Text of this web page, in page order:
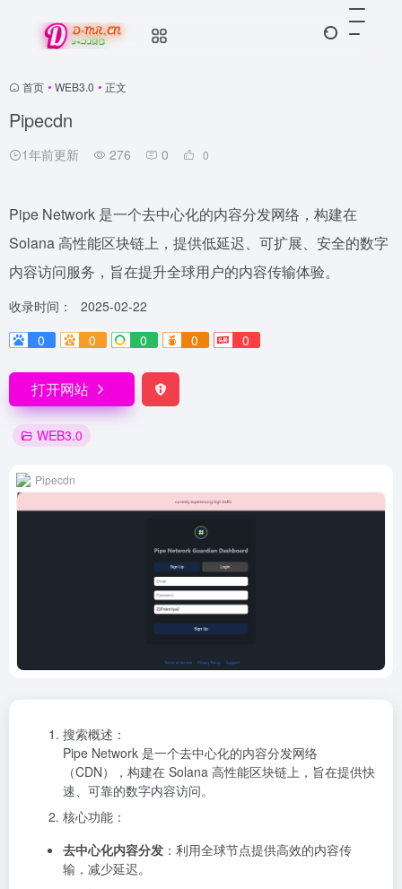
首页 • WEB3.0 • 正文
Pipecdn
1年前更新 276 0 0
Pipe Network 是一个去中心化的内容分发网络，构建在
Solana 高性能区块链上，提供低延迟、可扩展、安全的数字
内容访问服务，旨在提升全球用户的内容传输体验。
收录时间：
2025-02-22
0
0 0 0 0
打开网站
WEB3.0
Pipecdn
搜索概述：
Pipe Network 是一个去中心化的内容分发网络
（CDN），构建在 Solana 高性能区块链上，旨在提供快
速、可靠的数字内容访问。
核心功能：
去中心化内容分发 ：利用全球节点提供高效的内容传
输，减少延迟。